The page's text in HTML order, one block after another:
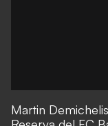
Martin